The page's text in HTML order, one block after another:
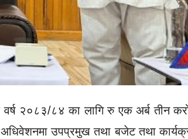
वर्ष २०८३/८४ का लागि रु एक अर्ब तीन
उपप्रमुख तथा बजेट तथा